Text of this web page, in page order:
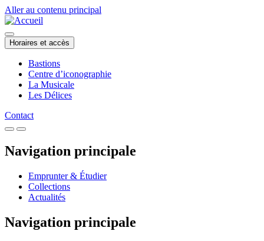
Aller au contenu principal
Horaires et accès
Bastions
Centre d’iconographie
La Musicale
Les Délices
Contact
Navigation principale
Emprunter & Étudier
Collections
Actualités
Navigation principale